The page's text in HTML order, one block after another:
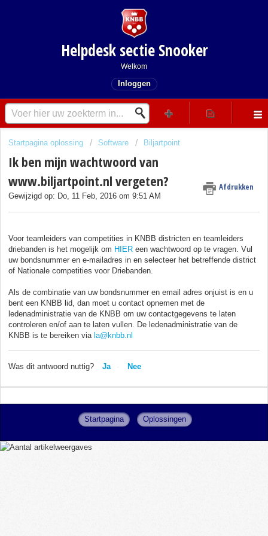
Helpdesk sectie Snooker
Welkom
Inloggen
Startpagina oplossing Software Biljartpoint
Ik ben mijn wachtwoord van
www.biljartpoint.nl vergeten?
Afdrukken
Gewijzigd op: Do, 11 Feb, 2016 om 9:51 AM
Voor teamleiders van competities in KNBB districten en teamleiders
driebanden is het mogelijk om HIER een wachtwoord op te vragen Vul
uw bondsnummer en e-mailadres in en selecteer het betreffende district
of Nationale competities voor Driebanden.
Als de combinatie van uw bondsnummer en email adres onjuist is en u
bent een KNBB lid, dan moet u contact opnemen met de
ledenadministratie van de KNBB om uw contactgegevens te laten
controleren en/of aan te laten vullen. De ledenadministratie van de
KNBB is te bereiken via la@knbb.nl
Was dit antwoord nuttig? Ja Nee
Startpagina Oplossingen